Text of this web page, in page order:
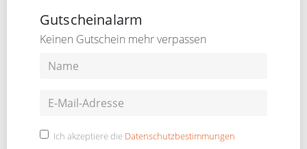
Gutscheinalarm
Keinen Gutschein mehr verpassen
Ich akzeptiere die Datenschutzbestimmungen